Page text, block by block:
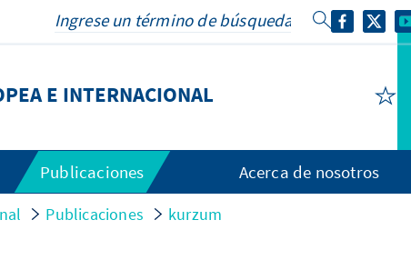
E INTERNACIONAL
Publicaciones Acerca de nosotros
Publicaciones
kurzum